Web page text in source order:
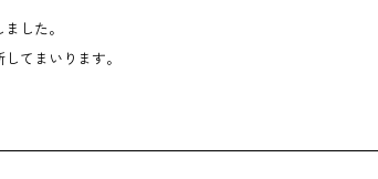
した。
てまいります。